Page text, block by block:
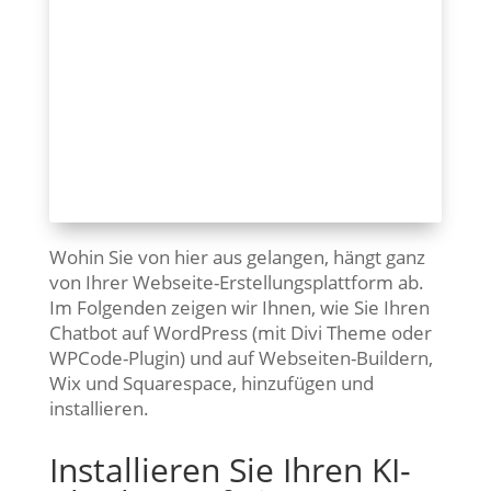
Wohin Sie von hier aus gelangen, hängt ganz
von Ihrer Webseite-Erstellungsplattform ab.
Im Folgenden zeigen wir Ihnen, wie Sie Ihren
Chatbot auf WordPress (mit Divi Theme oder
WPCode-Plugin) und auf Webseiten-Buildern,
Wix und Squarespace, hinzufügen und
installieren.
Installieren Sie Ihren KI-